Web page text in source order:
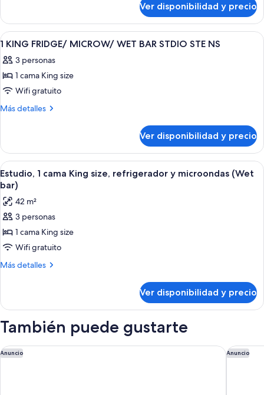
con
acceso
para
personas
discapacitadas,
bañera
(Mobility
&
2
camas
Queen
con
acceso
personas
discapacitadas,
Hearing)
Ver disponibilidad y precio
Ver
todas
las
fotos
de
1
MICROW/
WET
BAR
STDIO
STE
NS
Una habitación de hotel moderna
12
1 KING FRIDGE/ MICROW/ WET BAR STDIO STE NS
3 personas
1 cama King size
Wifi gratuito
Más detalles
Más
KING
FRIDGE/
MICROW/
WET
STDIO
STE
Ver disponibilidad y precio
Ver
todas
las
fotos
de
Estudio,
1
cama
refrigerador
microondas
(Wet
bar)
Una habitación de hotel moderna
7
Estudio, 1 cama King size, refrigerador y microondas (Wet
bar)
42 m²
3 personas
1 cama King size
Wifi gratuito
Más detalles
Más
1
King
refrigerador
y
Ver disponibilidad y precio
También puede gustarte
Anuncio
Hyatt Place Atlanta/Alpharetta/North Point Mall Anuncio